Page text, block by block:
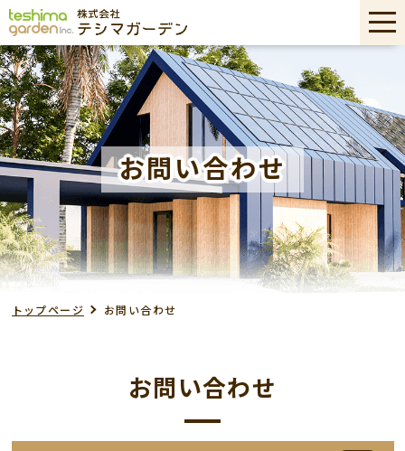
お問い合わせ
トップページ お問い合わせ
お問い合わせ